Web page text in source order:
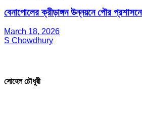
বেনাপোলের ক্রীড়াঙ্গন উন্নয়নে পৌর
March 18, 2026
S Chowdhury
সোহেল চৌধুরী